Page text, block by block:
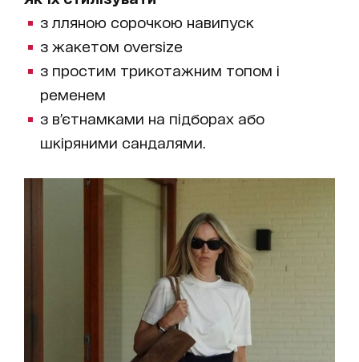
з лляною сорочкою навипуск
з жакетом oversize
з простим трикотажним топом і
ременем
з в’єтнамками на підборах або
шкіряними сандалями.